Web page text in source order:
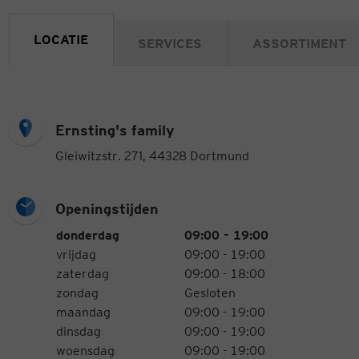
LOCATIE SERVICES ASSORTIMENT
Ernsting's family
Gleiwitzstr. 271, 44328 Dortmund
Openingstijden
Openingstijden
WeekdagTijden
donderdag
09:00 - 19:00
vrijdag
09:00 - 19:00
zaterdag
09:00 - 18:00
zondag
Gesloten
maandag
09:00 - 19:00
dinsdag
09:00 - 19:00
woensdag
09:00 - 19:00